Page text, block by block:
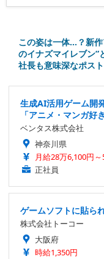
この姿は一体…？新
のイナズマイレブン
社長も意味深なポス
生成AI活用ゲーム開
「アニメ・マンガ好
ベンタス株式会社
神奈川県
月給28万6,100円
正社員
ゲームソフトに貼ら
株式会社トーコー
大阪府
時給1,350円